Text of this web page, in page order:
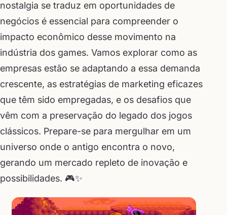
nostalgia se traduz em oportunidades de
negócios é essencial para compreender o
impacto econômico desse movimento na
indústria dos games. Vamos explorar como as
empresas estão se adaptando a essa demanda
crescente, as estratégias de marketing eficazes
que têm sido empregadas, e os desafios que
vêm com a preservação do legado dos jogos
clássicos. Prepare-se para mergulhar em um
universo onde o antigo encontra o novo,
gerando um mercado repleto de inovação e
possibilidades. 🎮✨